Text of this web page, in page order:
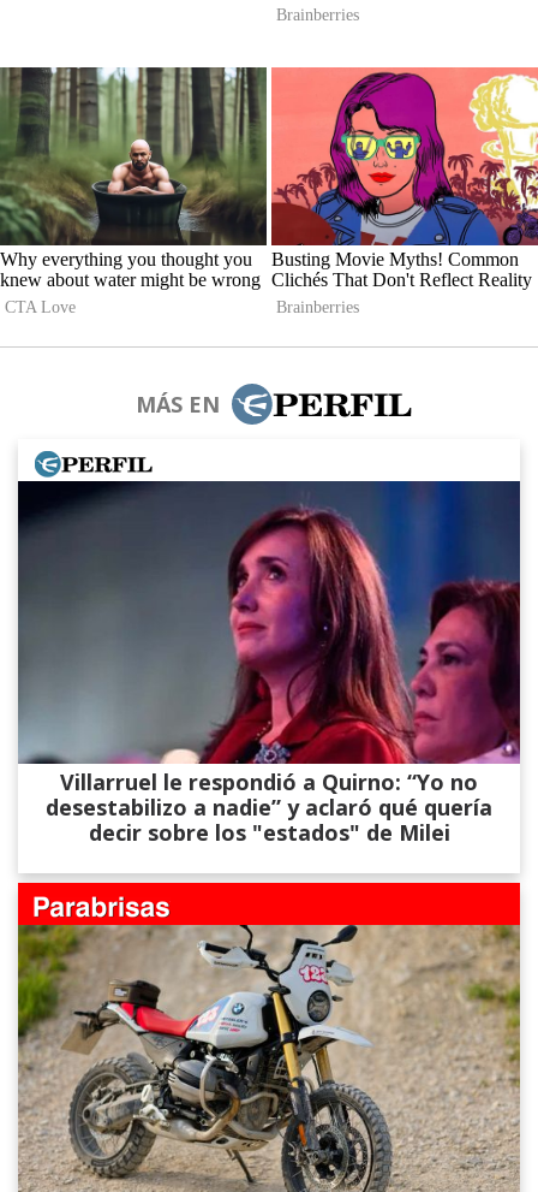
MÁS EN
Villarruel le respondió a Quirno: “Yo no
desestabilizo a nadie” y aclaró qué quería
decir sobre los "estados" de Milei